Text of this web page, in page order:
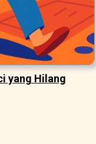
yang Hilang